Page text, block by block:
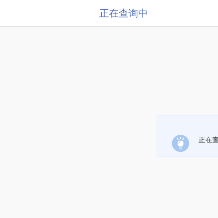
正在查询中
正在